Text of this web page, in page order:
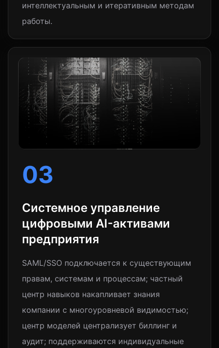
интеллектуальным и итеративным методам
работы.
03
Системное управление
цифровыми AI-активами
предприятия
SAML/SSO подключается к существующим
правам, системам и процессам; частный
центр навыков накапливает знания
компании с многоуровневой видимостью;
центр моделей централизует биллинг и
аудит; поддерживаются индивидуальные